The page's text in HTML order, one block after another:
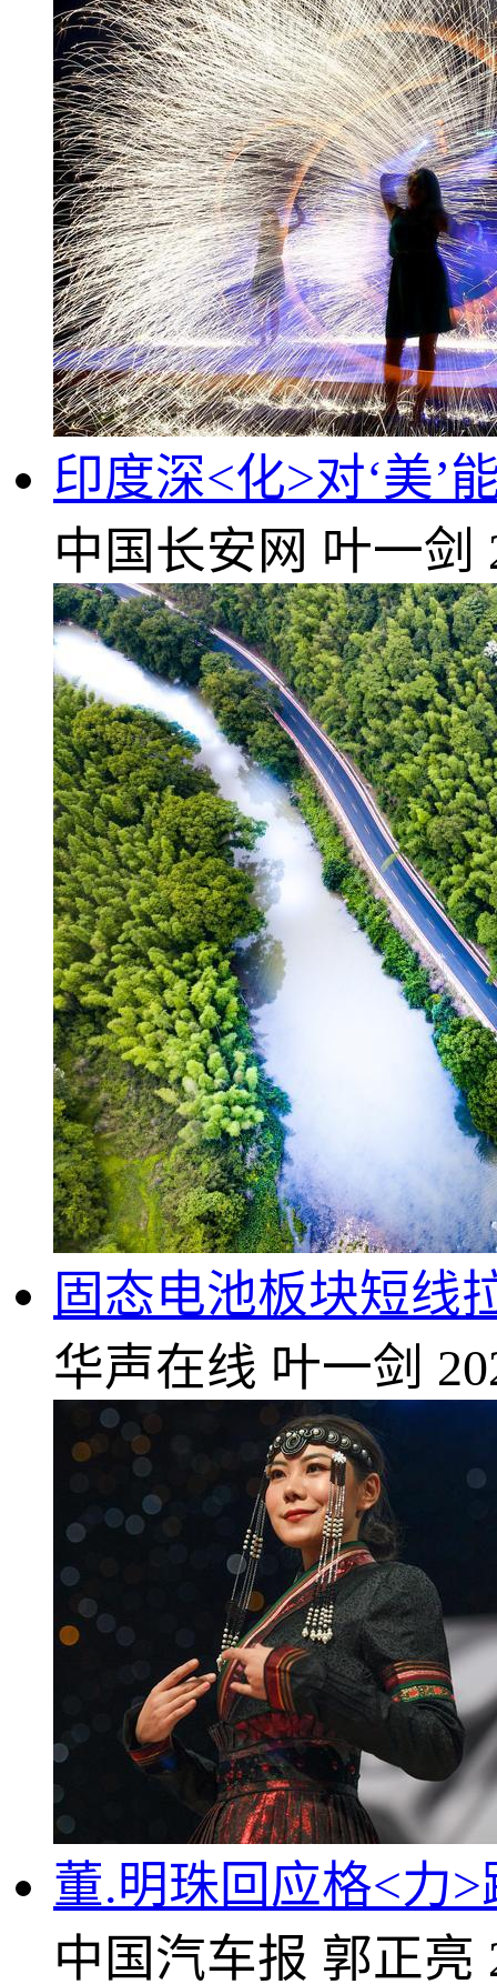
印度深<化>对‘美’
中国长安网 叶一剑
固态电池板块短线
华声在线 叶一剑
董.明珠回应格<力
中国汽车报 郭正亮